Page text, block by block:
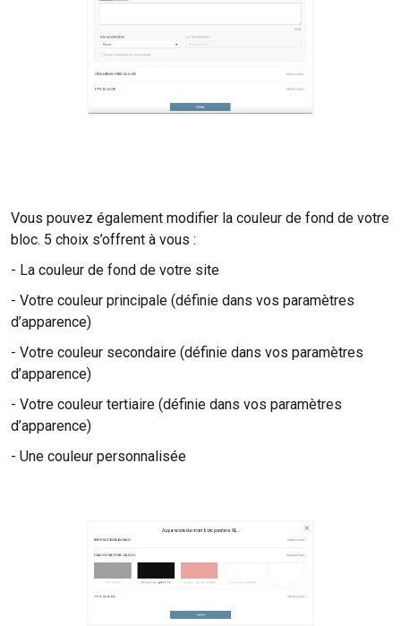
Vous pouvez également modifier la couleur de fond de votre
bloc. 5 choix s’offrent à vous :
- La couleur de fond de votre site
- Votre couleur principale (définie dans vos paramètres
d’apparence)
- Votre couleur secondaire (définie dans vos paramètres
d’apparence)
- Votre couleur tertiaire (définie dans vos paramètres
d’apparence)
- Une couleur personnalisée